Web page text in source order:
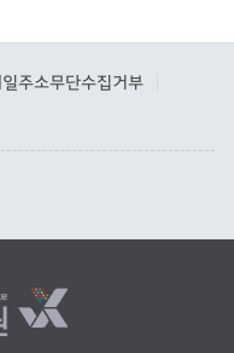
주소무단수집거부